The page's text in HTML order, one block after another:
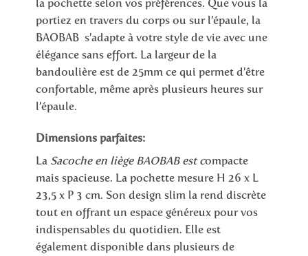
la pochette selon vos préférences. Que vous la
portiez en travers du corps ou sur l’épaule, la
BAOBAB s’adapte à votre style de vie avec une
élégance sans effort. La largeur de la
bandoulière est de 25mm ce qui permet d’être
confortable, même après plusieurs heures sur
l’épaule.
Dimensions parfaites:
La Sacoche en liège BAOBAB est compacte
mais spacieuse. La pochette mesure H 26 x L
23,5 x P 3 cm. Son design slim la rend discrète
tout en offrant un espace généreux pour vos
indispensables du quotidien. Elle est
également disponible dans plusieurs de